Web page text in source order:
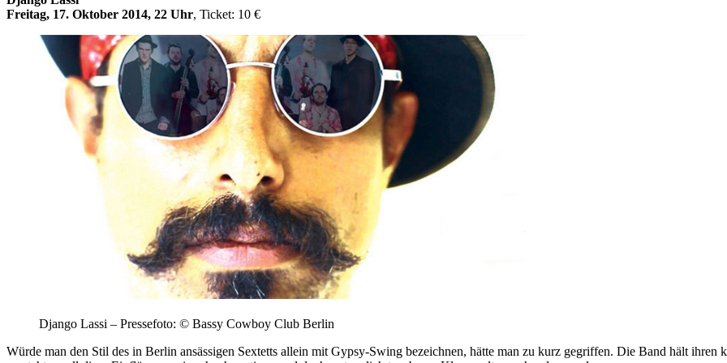
Freitag, 17. Oktober 2014, 22 Uhr, Ticket: 10 €
Django Lassi – Pressefoto: © Bassy Cowboy Club Berlin
Würde man den Stil des in Berlin ansässigen Sextetts allein mit Gypsy-Swing bezeichnen, hätte man zu kurz gegriffen. Die Band hält